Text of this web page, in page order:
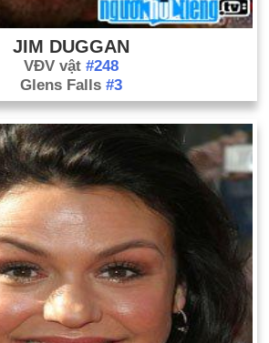
JIM DUGGAN
VĐV vật #248
Glens Falls #3